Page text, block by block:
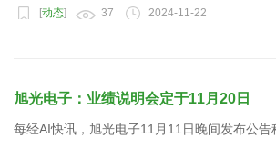
[动态] 37 2024-11-22
旭光电子：业绩说明会定于11月20日
每经AI快讯，旭光电子11月11日晚间发布公